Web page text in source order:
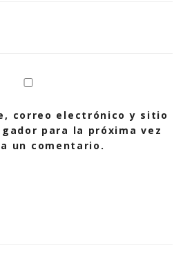
correo electrónico y sitio
para la próxima vez
un comentario.